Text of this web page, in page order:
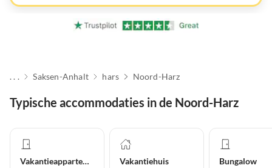
. . . Saksen-Anhalt hars Noord-Harz
Typische accommodaties in de Noord-Harz
Vakantieappartement Vakantiehuis Bungalow